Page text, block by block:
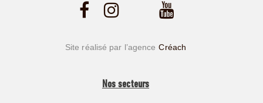
Site réalisé par l’agence Créach
Nos secteurs